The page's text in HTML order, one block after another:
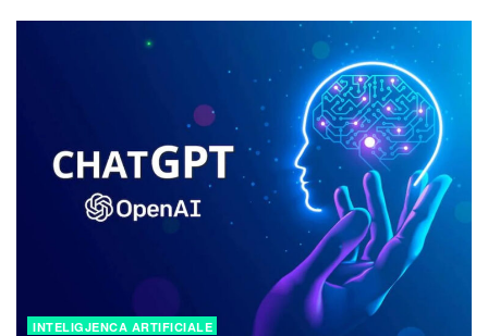
INTELIGJENCA ARTIFICIALE